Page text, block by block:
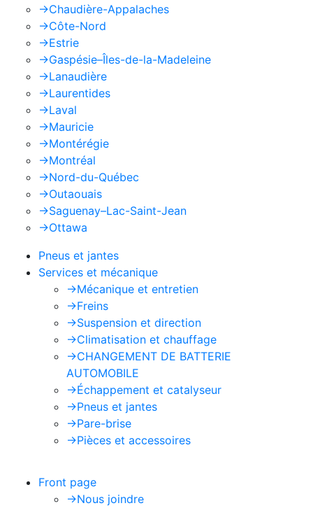
->Chaudière-Appalaches
->Côte-Nord
->Estrie
->Gaspésie–Îles-de-la-Madeleine
->Lanaudière
->Laurentides
->Laval
->Mauricie
->Montérégie
->Montréal
->Nord-du-Québec
->Outaouais
->Saguenay–Lac-Saint-Jean
->Ottawa
Pneus et jantes
Services et mécanique
->Mécanique et entretien
->Freins
->Suspension et direction
->Climatisation et chauffage
->CHANGEMENT DE BATTERIE
AUTOMOBILE
->Échappement et catalyseur
->Pneus et jantes
->Pare-brise
->Pièces et accessoires
Front page
->Nous joindre